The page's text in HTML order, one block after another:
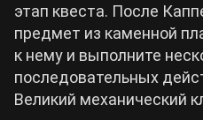
этап квеста. После
предмет из каменной
к нему и выполните
последовательных
Великий механический